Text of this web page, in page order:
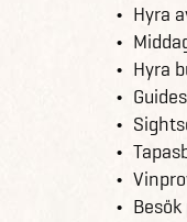
Hyra
Hyra